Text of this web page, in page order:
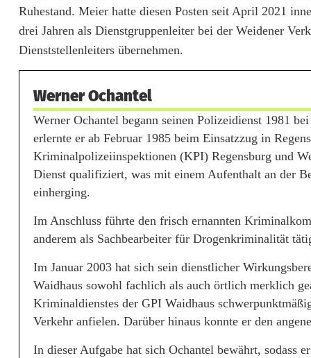
n
s
p
Ruhestand. Meier hatte diesen Posten seit April 2021
drei Jahren als Dienstgruppenleiter bei der Weidener
Dienststellenleiters übernehmen.
Werner Ochantel
Werner Ochantel begann seinen Polizeidienst 1981
erlernte er ab Februar 1985 beim Einsatzzug in
Kriminalpolizeiinspektionen (KPI) Regensburg und
Dienst qualifiziert, was mit einem Aufenthalt an der
einherging.
Im Anschluss führte den frisch ernannten
anderem als Sachbearbeiter für Drogenkriminalität
Im Januar 2003 hat sich sein dienstlicher
Waidhaus sowohl fachlich als auch örtlich merklich
Kriminaldienstes der GPI Waidhaus
Verkehr anfielen. Darüber hinaus konnte er den
In dieser Aufgabe hat sich Ochantel bewährt, sodass